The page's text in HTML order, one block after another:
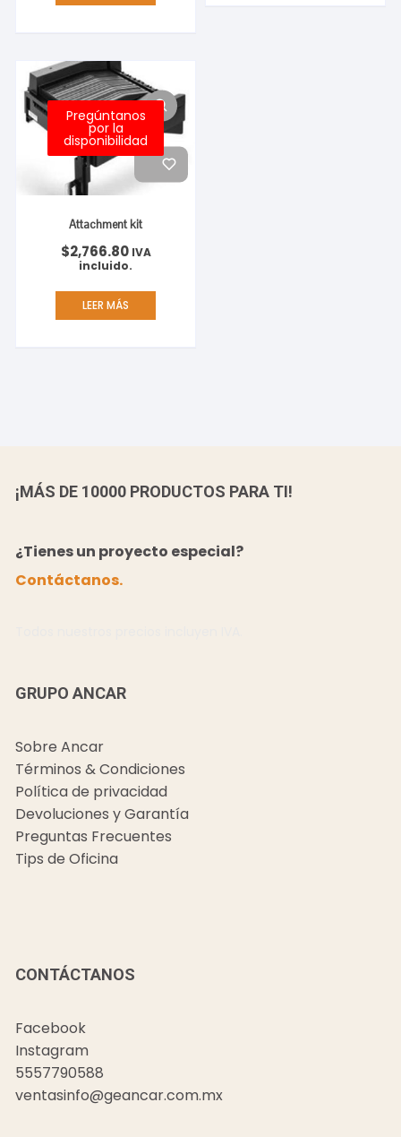
Pregúntanos
por la
disponibilidad
Attachment kit
$2,766.80 IVA
incluido.
LEER MÁS
¡MÁS DE 10000 PRODUCTOS PARA TI!
¿Tienes un proyecto especial?
Contáctanos.
GRUPO ANCAR
Sobre Ancar
Términos & Condiciones
Política de privacidad
Devoluciones y Garantía
Preguntas Frecuentes
Tips de Oficina
CONTÁCTANOS
Facebook
Instagram
5557790588
ventasinfo@geancar.com.mx